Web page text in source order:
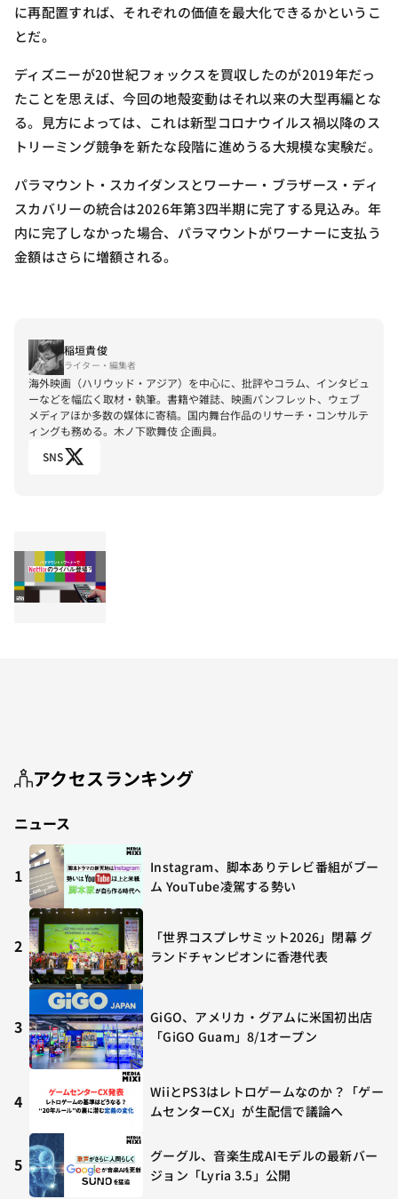
に再配置すれば、それぞれの価値を最大化できるかというこ
とだ。
ディズニーが20世紀フォックスを買収したのが2019年だっ
たことを思えば、今回の地殻変動はそれ以来の大型再編とな
る。見方によっては、これは新型コロナウイルス禍以降のス
トリーミング競争を新たな段階に進めうる大規模な実験だ。
パラマウント・スカイダンスとワーナー・ブラザース・ディ
スカバリーの統合は2026年第3四半期に完了する見込み。年
内に完了しなかった場合、パラマウントがワーナーに支払う
金額はさらに増額される。
稲垣貴俊
ライター・編集者
海外映画（ハリウッド・アジア）を中心に、批評やコラム、インタビュ
ーなどを幅広く取材・執筆。書籍や雑誌、映画パンフレット、ウェブ
メディアほか多数の媒体に寄稿。国内舞台作品のリサーチ・コンサルテ
ィングも務める。木ノ下歌舞伎 企画員。
SNS
アクセスランキング
ニュース
1
Instagram、脚本ありテレビ番組がブー
ム YouTube凌駕する勢い
2
「世界コスプレサミット2026」閉幕 グ
ランドチャンピオンに香港代表
3
GiGO、アメリカ・グアムに米国初出店
「GiGO Guam」8/1オープン
4
WiiとPS3はレトロゲームなのか？「ゲー
ムセンターCX」が生配信で議論へ
5
グーグル、音楽生成AIモデルの最新バー
ジョン「Lyria 3.5」公開